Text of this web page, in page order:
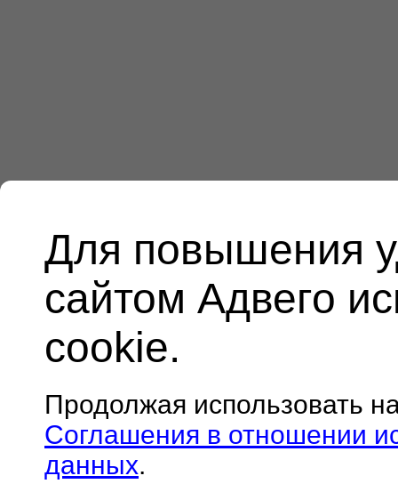
Для повышения
сайтом Адвего
cookie.
Продолжая использовать
Соглашения в отношении
данных.